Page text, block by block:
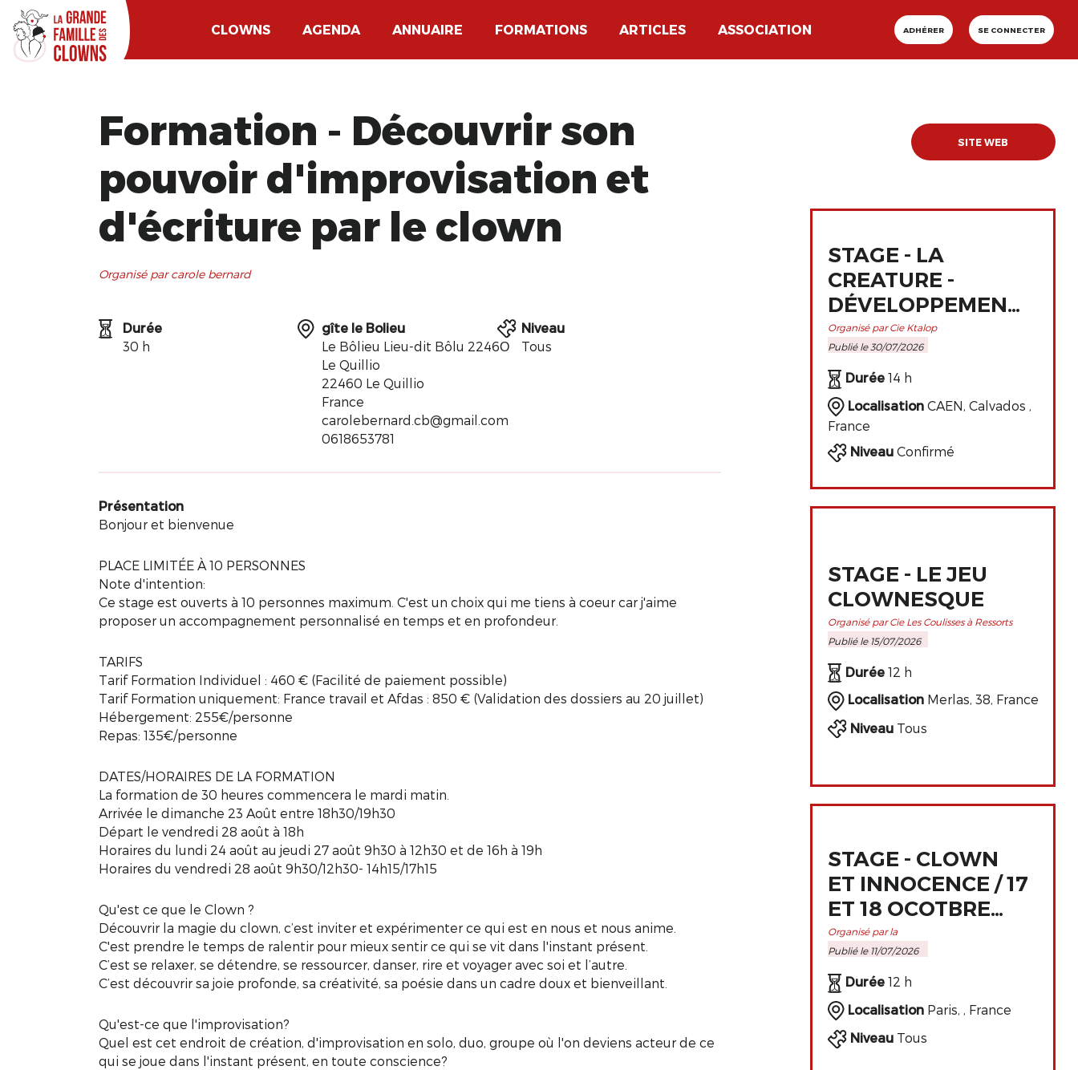
CLOWNS AGENDA ANNUAIRE FORMATIONS ARTICLES ASSOCIATION ADHÉRER SE CONNECTER
Formation - Découvrir son
pouvoir d'improvisation et
d'écriture par le clown
Organisé par carole bernard
Durée
30 h
gîte le Bolieu
Le Bôlieu Lieu-dit Bôlu 2246О
Le Quillio
22460 Le Quillio
France
carolebernard.cb@gmail.com
0618653781
Niveau
Tous
Présentation
Bonjour et bienvenue
PLACE LIMITÉE À 10 PERSONNES
Note d'intention:
Ce stage est ouverts à 10 personnes maximum. C'est un choix qui me tiens à coeur car j'aime
proposer un accompagnement personnalisé en temps et en profondeur.
TARIFS
Tarif Formation Individuel : 460 € (Facilité de paiement possible)
Tarif Formation uniquement: France travail et Afdas : 850 € (Validation des dossiers au 20 juillet)
Hébergement: 255€/personne
Repas: 135€/personne
DATES/HORAIRES DE LA FORMATION
La formation de 30 heures commencera le mardi matin.
Arrivée le dimanche 23 Août entre 18h30/19h30
Départ le vendredi 28 août à 18h
Horaires du lundi 24 août au jeudi 27 août 9h30 à 12h30 et de 16h à 19h
Horaires du vendredi 28 août 9h30/12h30- 14h15/17h15
Qu'est ce que le Clown ?
Découvrir la magie du clown, c’est inviter et expérimenter ce qui est en nous et nous anime.
C'est prendre le temps de ralentir pour mieux sentir ce qui se vit dans l'instant présent.
C’est se relaxer, se détendre, se ressourcer, danser, rire et voyager avec soi et l’autre.
C’est découvrir sa joie profonde, sa créativité, sa poésie dans un cadre doux et bienveillant.
Qu'est-ce que l'improvisation?
Quel est cet endroit de création, d'improvisation en solo, duo, groupe où l'on deviens acteur de ce
qui se joue dans l'instant présent, en toute conscience?
SITE WEB
STAGE - LA
CREATURE -
DÉVELOPPEMENT
ET
PERFECTIONNEMENT
DE L'ART
CLOWNESQUE
Organisé par Cie Ktalop
Publié le 30/07/2026
Durée14 h
LocalisationCAEN, Calvados ,
France
NiveauConfirmé
STAGE - LE JEU
CLOWNESQUE
Organisé par Cie Les Coulisses à Ressorts
Publié le 15/07/2026
Durée12 h
LocalisationMerlas, 38, France
NiveauTous
STAGE - CLOWN
ET INNOCENCE / 17
ET 18 OCOTBRE
2026 À PARIS
Organisé par la
Publié le 11/07/2026
Durée12 h
LocalisationParis, , France
NiveauTous